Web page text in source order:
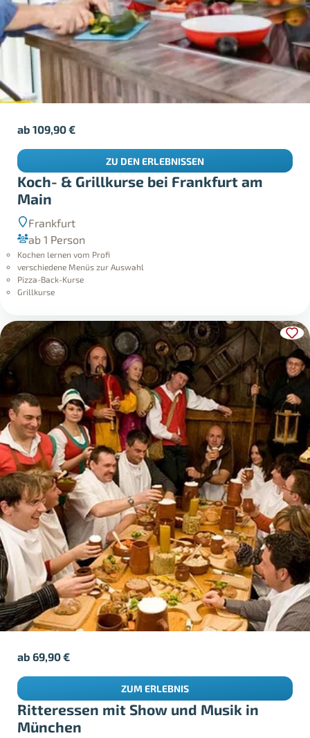
Koch- & Grillkurse bei Frankfurt am
Main
Frankfurt
ab 1 Person
Kochen lernen vom Profi
verschiedene Menüs zur Auswahl
Pizza-Back-Kurse
Grillkurse
ab109,90€
ZU DEN ERLEBNISSEN
Ritteressen mit Show und Musik in
München
ab69,90€
ZUM ERLEBNIS